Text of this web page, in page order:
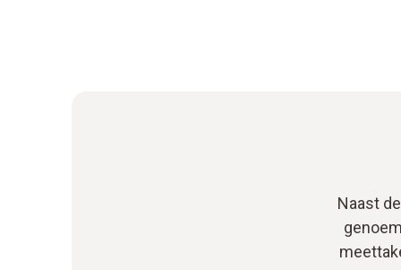
Naast